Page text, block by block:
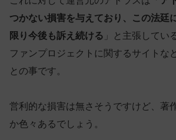
つかない損害を与えており、この法廷
限り今後も訴え続ける 」と主張してい
ファンプロジェクトに関するサイトな
との事です。
営利的な損害は無さそうですけど、著
か色々あるでしょう。